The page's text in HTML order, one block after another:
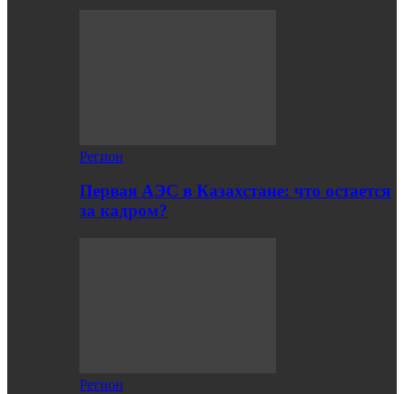
Регион
Первая АЭС в Казахстане: что остается
за кадром?
Регион